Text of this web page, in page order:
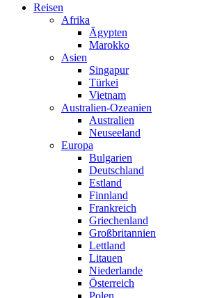
Reisen
Afrika
Ägypten
Marokko
Asien
Singapur
Türkei
Vietnam
Australien-Ozeanien
Australien
Neuseeland
Europa
Bulgarien
Deutschland
Estland
Finnland
Frankreich
Griechenland
Großbritannien
Lettland
Litauen
Niederlande
Österreich
Polen